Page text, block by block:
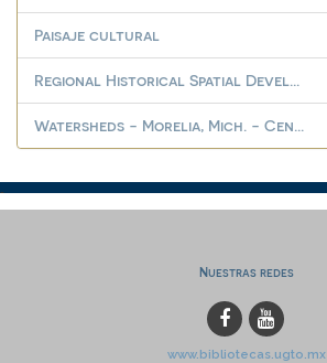
Paisaje cultural
Regional Historical Spatial Devel...
Watersheds - Morelia, Mich. - Cen...
Nuestras redes
www.bibliotecas.ugto.mx